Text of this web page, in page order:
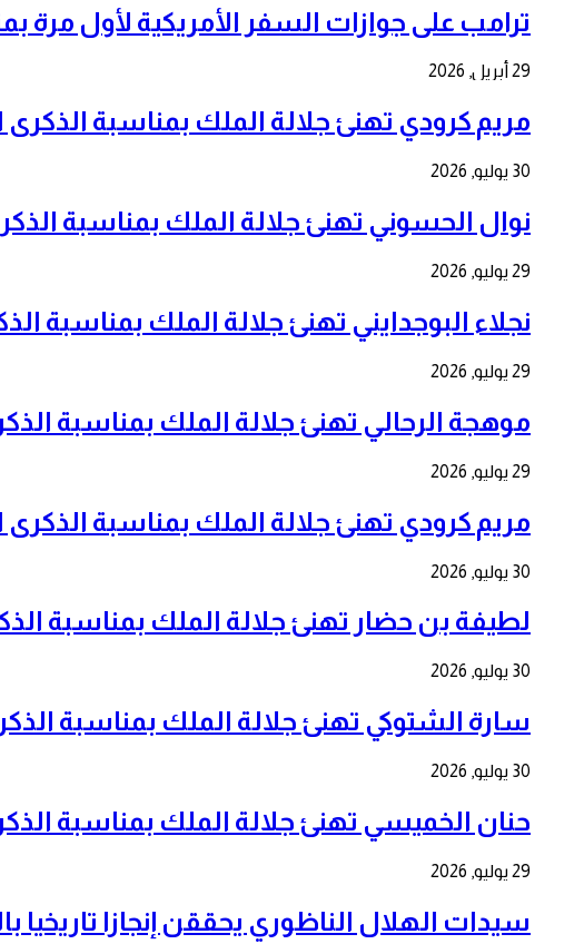
ترامب على جوازات السفر الأمريكية لأول مرة بمناسبة
29 أبريل, 2026
مريم كرودي تهنئ جلالة الملك بمناسبة الذكرى ال 27 لعيد
30 يوليو, 2026
نوال الحسوني تهنئ جلالة الملك بمناسبة الذكرى ال 27
29 يوليو, 2026
نجلاء البوجدايني تهنئ جلالة الملك بمناسبة الذكرى ال 27
29 يوليو, 2026
موهجة الرحالي تهنئ جلالة الملك بمناسبة الذكرى ال 27
29 يوليو, 2026
مريم كرودي تهنئ جلالة الملك بمناسبة الذكرى ال 27 لعيد
30 يوليو, 2026
لطيفة بن حضار تهنئ جلالة الملك بمناسبة الذكرى ال 27
30 يوليو, 2026
سارة الشتوكي تهنئ جلالة الملك بمناسبة الذكرى ال 27
30 يوليو, 2026
حنان الخميسي تهنئ جلالة الملك بمناسبة الذكرى ال 27
29 يوليو, 2026
سيدات الهلال الناظوري يحققن إنجازا تاريخيا